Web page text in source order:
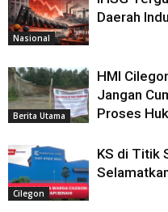
Nasional
Daerah
Berita Utama
HMI
Jangan
Proses
Cilegon
KS di Titik